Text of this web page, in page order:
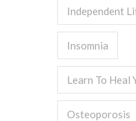
Independent
Insomnia
Learn To Heal
Osteoporosis